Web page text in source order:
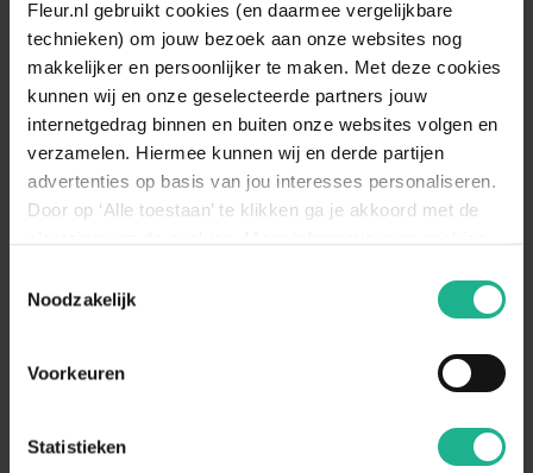
Fleur.nl gebruikt cookies (en daarmee vergelijkbare
technieken) om jouw bezoek aan onze websites nog
makkelijker en persoonlijker te maken. Met deze cookies
kunnen wij en onze geselecteerde partners jouw
internetgedrag binnen en buiten onze websites volgen en
verzamelen. Hiermee kunnen wij en derde partijen
advertenties op basis van jou interesses personaliseren.
Door op ‘Alle toestaan’ te klikken ga je akkoord met de
decookieverklaring op onze website.
Noodzakelijk
Voorkeuren
Statistieken
Vruchtdragend Nee
Standplaats Halfschaduw, Schaduw
omschrijving
De Toscaanse jasmijn staat het liefst
op een plek in de volle zon. Je zult
uitbundig is. Een standplaats in de
halfschaduw kan ook, volledig in de
Bewater de Jasmijn wanneer het
lang droog is geweest en/of wanneer
winter is (naast de regenval) niet